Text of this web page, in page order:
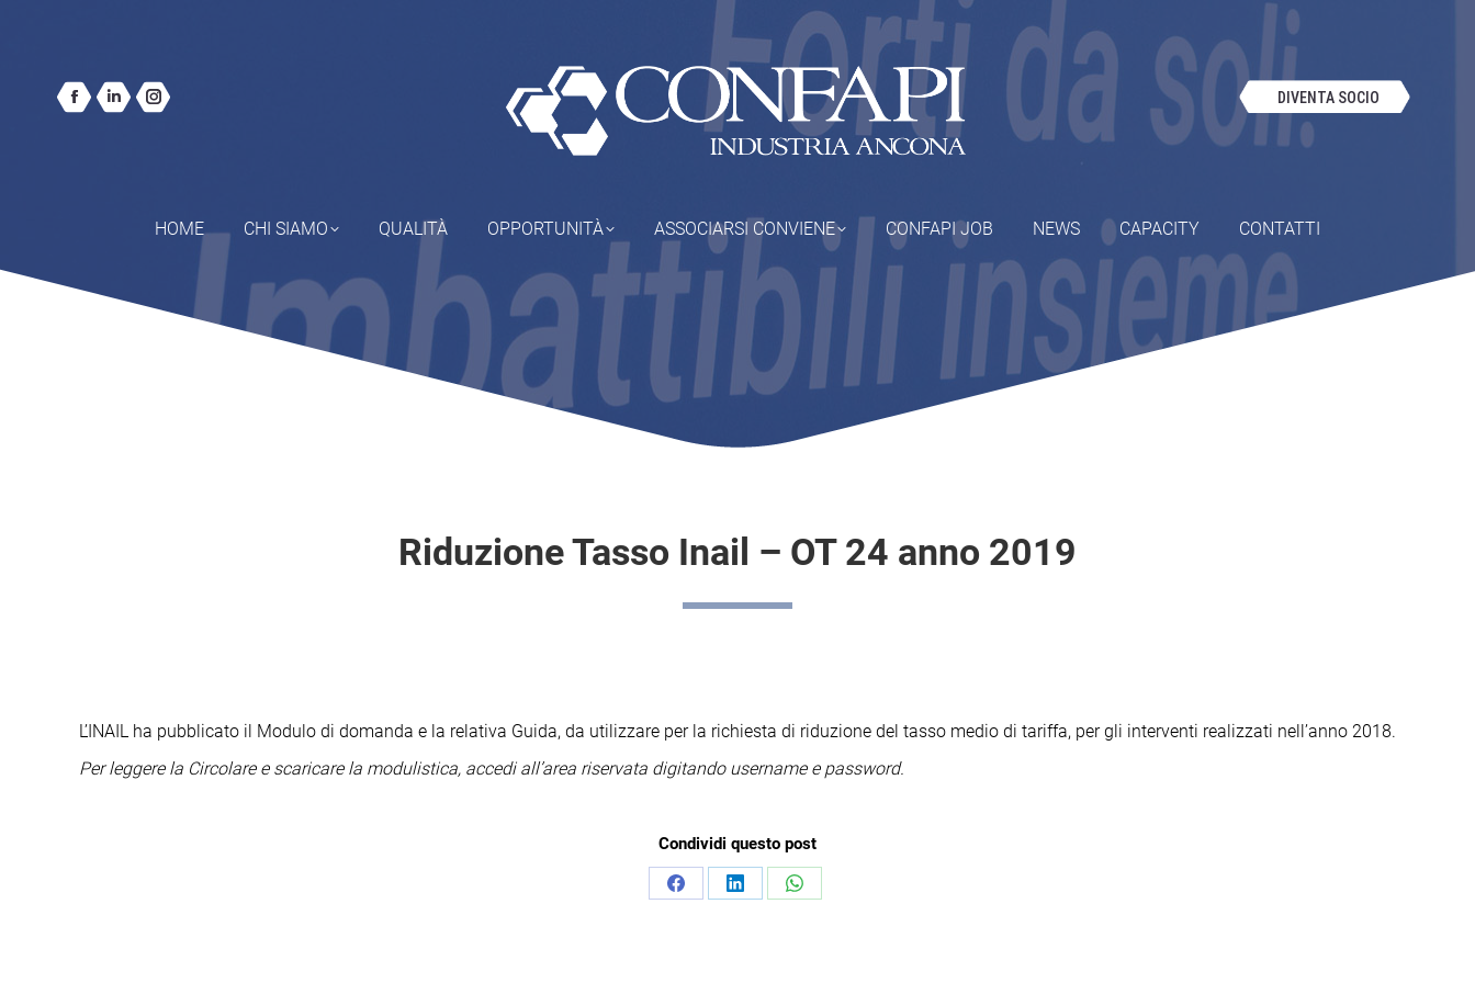
DIVENTA SOCIO
HOME CHI SIAMO QUALITÀ OPPORTUNITÀ ASSOCIARSI CONVIENE CONFAPI JOB NEWS CAPACITY CONTATTI
Riduzione Tasso Inail – OT 24 anno 2019
L’INAIL ha pubblicato il Modulo di domanda e la relativa Guida, da utilizzare per la richiesta di riduzione del tasso medio di tariffa, per gli interventi realizzati nell’anno 2018.
Per leggere la Circolare e scaricare la modulistica, accedi all’area riservata digitando username e password.
Condividi questo post
CondividiCondividiCondividi